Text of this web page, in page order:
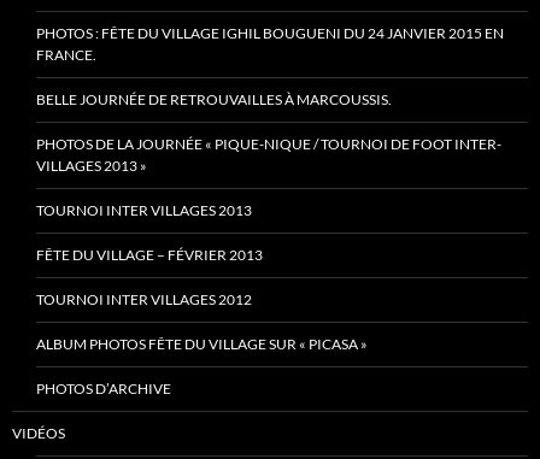
PHOTOS : FÊTE DU VILLAGE IGHIL BOUGUENI DU 24 JANVIER 2015 EN
FRANCE.
BELLE JOURNÉE DE RETROUVAILLES À MARCOUSSIS.
PHOTOS DE LA JOURNÉE « PIQUE-NIQUE / TOURNOI DE FOOT INTER-
VILLAGES 2013 »
TOURNOI INTER VILLAGES 2013
FÊTE DU VILLAGE – FÉVRIER 2013
TOURNOI INTER VILLAGES 2012
ALBUM PHOTOS FÊTE DU VILLAGE SUR « PICASA »
PHOTOS D’ARCHIVE
VIDÉOS